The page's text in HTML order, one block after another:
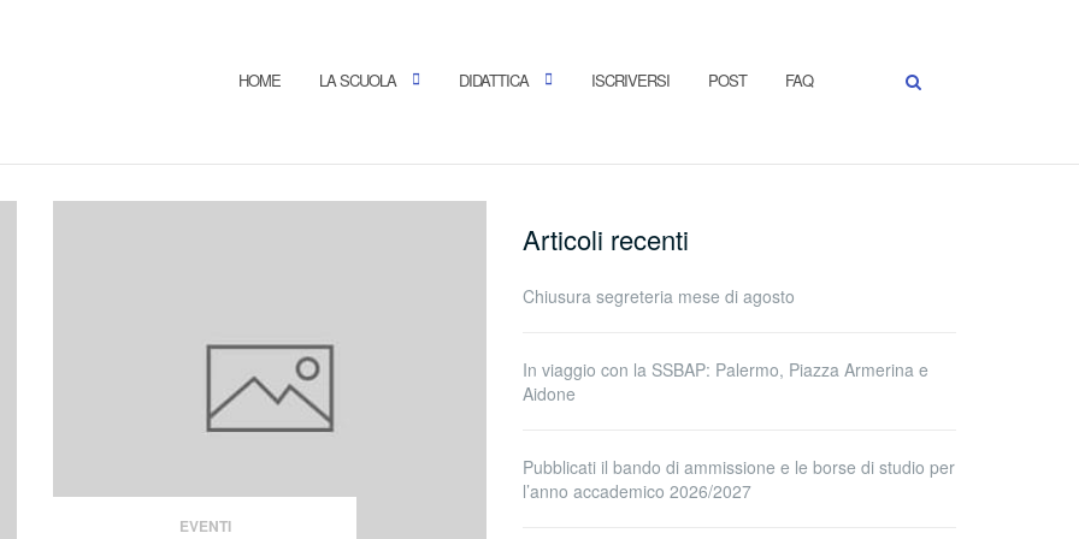
HOME LA SCUOLA DIDATTICA ISCRIVERSI POST FAQ
EVENTI
Articoli recenti
Chiusura segreteria mese di agosto
In viaggio con la SSBAP: Palermo, Piazza Armerina e
Aidone
Pubblicati il bando di ammissione e le borse di studio per
l’anno accademico 2026/2027